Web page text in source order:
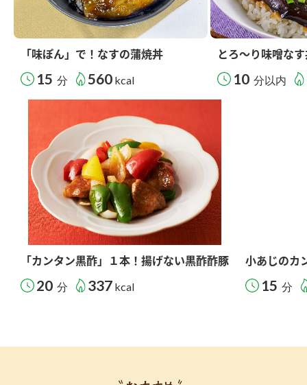
「味ぽん」で！なすの蒲焼丼
15 分 560 kcal
とろ～り味噌な
10 分以内
「カンタン黒酢」１本！揚げない黒酢酢豚
20 分 337 kcal
小あじのカ
15 分